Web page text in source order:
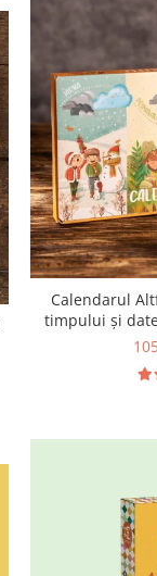
Calendarul
timpului și